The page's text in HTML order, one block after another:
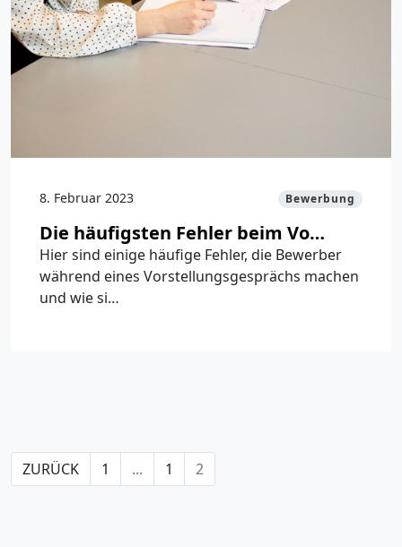
8. Februar 2023 Bewerbung
Die häufigsten Fehler beim Vo…
Hier sind einige häufige Fehler, die Bewerber
während eines Vorstellungsgesprächs machen
und wie si…
ZURÜCK 1 ... 1 2